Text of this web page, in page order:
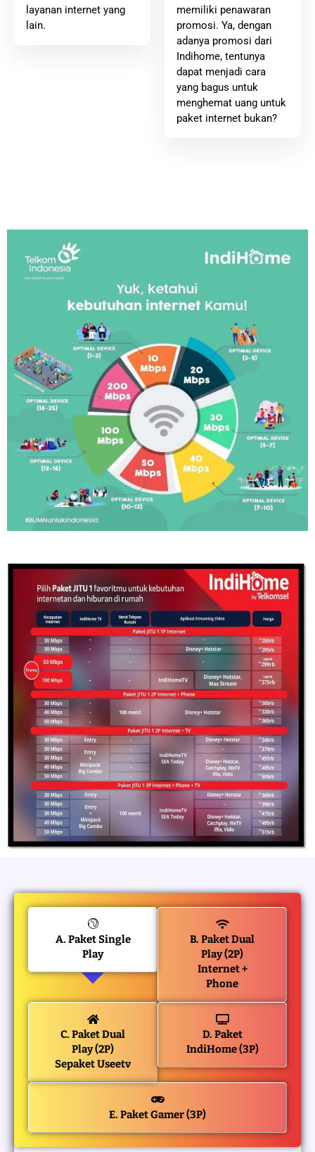
layanan internet yang
lain.
memiliki penawaran
promosi. Ya, dengan
adanya promosi dari
Indihome, tentunya
dapat menjadi cara
yang bagus untuk
menghemat uang untuk
paket internet bukan?
A. Paket Single
Play
B. Paket Dual
Play (2P)
Internet +
Phone
C. Paket Dual
Play (2P)
Sepaket Useetv
D. Paket
IndiHome (3P)
E. Paket Gamer (3P)